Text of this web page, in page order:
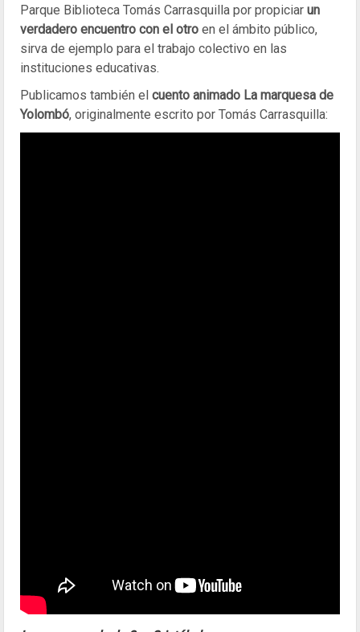
Parque Biblioteca Tomás Carrasquilla por propiciar un
verdadero encuentro con el otro en el ámbito público,
sirva de ejemplo para el trabajo colectivo en las
instituciones educativas.
Publicamos también el cuento animado La marquesa de
Yolombó, originalmente escrito por Tomás Carrasquilla: